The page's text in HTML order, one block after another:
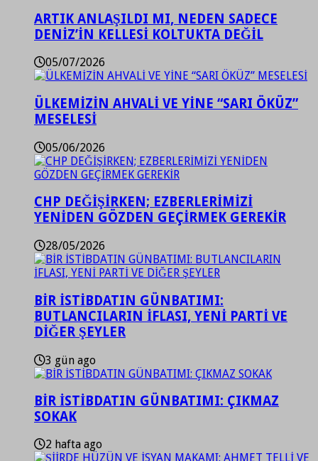
ARTIK ANLAŞILDI MI, NEDEN SADECE
DENİZ’İN KELLESİ KOLTUKTA DEĞİL
05/07/2026
ÜLKEMİZİN AHVALİ VE YİNE “SARI ÖKÜZ”
MESELESİ
05/06/2026
CHP DEĞİŞİRKEN; EZBERLERİMİZİ
YENİDEN GÖZDEN GEÇİRMEK GEREKİR
28/05/2026
BİR İSTİBDATIN GÜNBATIMI:
BUTLANCILARIN İFLASI, YENİ PARTİ VE
DİĞER ŞEYLER
3 gün ago
BİR İSTİBDATIN GÜNBATIMI: ÇIKMAZ
SOKAK
2 hafta ago